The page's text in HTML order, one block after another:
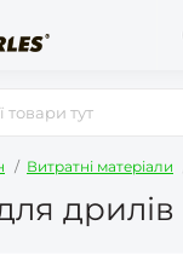
Витратні матеріали
дрилів